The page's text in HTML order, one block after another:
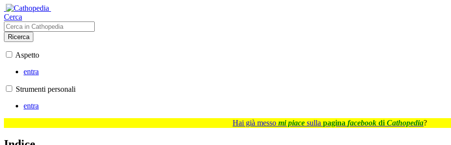
Cerca
Ricerca
Aspetto
entra
Strumenti personali
entra
Hai già messo mi piace sulla pagina facebook di Cathopedia?